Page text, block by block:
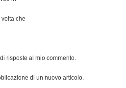
che
risposte al mio commento.
di un nuovo articolo.